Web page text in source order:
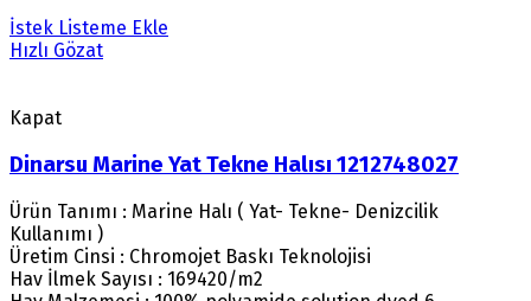
İstek Listeme Ekle
Hızlı Gözat
Kapat
Dinarsu Marine Yat Tekne Halısı 1212748027
Ürün Tanımı : Marine Halı ( Yat- Tekne- Denizcilik
Kullanımı )
Üretim Cinsi : Chromojet Baskı Teknolojisi
Hav İlmek Sayısı : 169420/m2